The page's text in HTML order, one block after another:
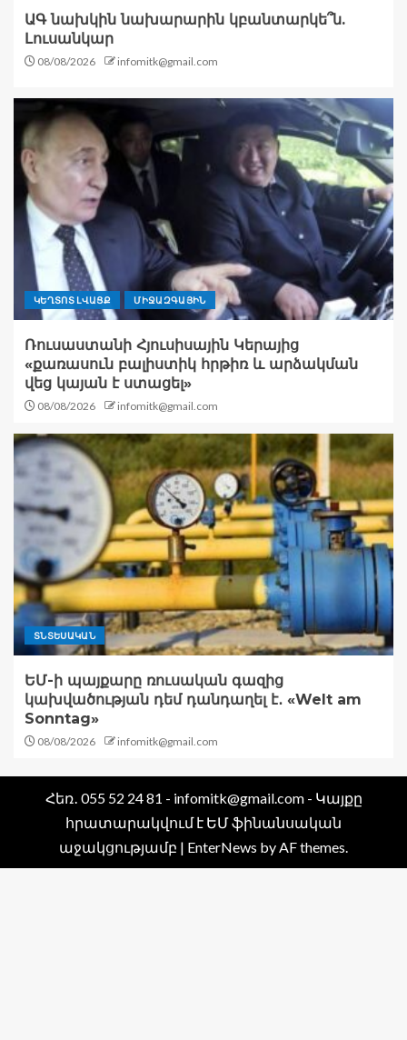
ԱԳ նախկին նախարարին կբանտարկե՞ն.
Լուսանկար
08/08/2026 infomitk@gmail.com
ԿԵՂՏՈՏ ԼՎԱՑՔ ՄԻՋԱԶԳԱՅԻՆ
Ռուսաստանի Հյուսիսային Կերայից
«քառասուն բալիստիկ հրթիռ և արձակման
վեց կայան է ստացել»
08/08/2026 infomitk@gmail.com
ՏՆՏԵՍԱԿԱՆ
ԵՄ-ի պայքարը ռուսական գազից
կախվածության դեմ դանդաղել է․ «Welt am
Sonntag»
08/08/2026 infomitk@gmail.com
Հեռ․ 055 52 24 81 - infomitk@gmail.com - Կայքը
հրատարակվում է ԵՄ ֆինանսական
աջակցությամբ | EnterNews by AF themes.